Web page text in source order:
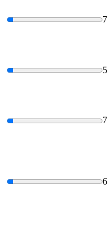
7
5
7
6